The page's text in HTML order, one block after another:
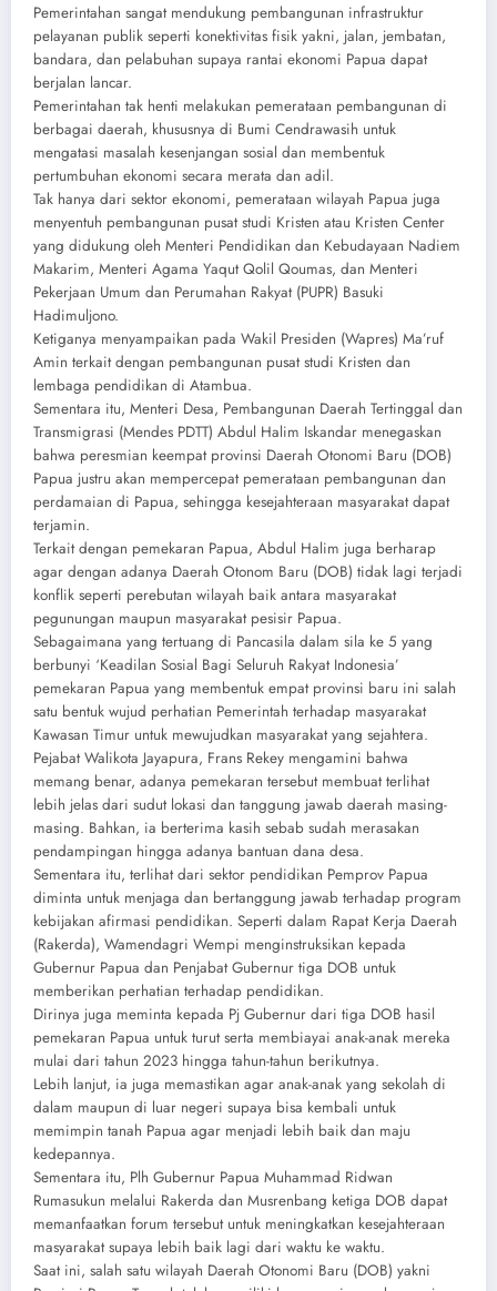
Pemerintahan sangat mendukung pembangunan infrastruktur
pelayanan publik seperti konektivitas fisik yakni, jalan, jembatan,
bandara, dan pelabuhan supaya rantai ekonomi Papua dapat
berjalan lancar.
Pemerintahan tak henti melakukan pemerataan pembangunan di
berbagai daerah, khususnya di Bumi Cendrawasih untuk
mengatasi masalah kesenjangan sosial dan membentuk
pertumbuhan ekonomi secara merata dan adil.
Tak hanya dari sektor ekonomi, pemerataan wilayah Papua juga
menyentuh pembangunan pusat studi Kristen atau Kristen Center
yang didukung oleh Menteri Pendidikan dan Kebudayaan Nadiem
Makarim, Menteri Agama Yaqut Qolil Qoumas, dan Menteri
Pekerjaan Umum dan Perumahan Rakyat (PUPR) Basuki
Hadimuljono.
Ketiganya menyampaikan pada Wakil Presiden (Wapres) Ma’ruf
Amin terkait dengan pembangunan pusat studi Kristen dan
lembaga pendidikan di Atambua.
Sementara itu, Menteri Desa, Pembangunan Daerah Tertinggal dan
Transmigrasi (Mendes PDTT) Abdul Halim Iskandar menegaskan
bahwa peresmian keempat provinsi Daerah Otonomi Baru (DOB)
Papua justru akan mempercepat pemerataan pembangunan dan
perdamaian di Papua, sehingga kesejahteraan masyarakat dapat
terjamin.
Terkait dengan pemekaran Papua, Abdul Halim juga berharap
agar dengan adanya Daerah Otonom Baru (DOB) tidak lagi terjadi
konflik seperti perebutan wilayah baik antara masyarakat
pegunungan maupun masyarakat pesisir Papua.
Sebagaimana yang tertuang di Pancasila dalam sila ke 5 yang
berbunyi ‘Keadilan Sosial Bagi Seluruh Rakyat Indonesia’
pemekaran Papua yang membentuk empat provinsi baru ini salah
satu bentuk wujud perhatian Pemerintah terhadap masyarakat
Kawasan Timur untuk mewujudkan masyarakat yang sejahtera.
Pejabat Walikota Jayapura, Frans Rekey mengamini bahwa
memang benar, adanya pemekaran tersebut membuat terlihat
lebih jelas dari sudut lokasi dan tanggung jawab daerah masing-
masing. Bahkan, ia berterima kasih sebab sudah merasakan
pendampingan hingga adanya bantuan dana desa.
Sementara itu, terlihat dari sektor pendidikan Pemprov Papua
diminta untuk menjaga dan bertanggung jawab terhadap program
kebijakan afirmasi pendidikan. Seperti dalam Rapat Kerja Daerah
(Rakerda), Wamendagri Wempi menginstruksikan kepada
Gubernur Papua dan Penjabat Gubernur tiga DOB untuk
memberikan perhatian terhadap pendidikan.
Dirinya juga meminta kepada Pj Gubernur dari tiga DOB hasil
pemekaran Papua untuk turut serta membiayai anak-anak mereka
mulai dari tahun 2023 hingga tahun-tahun berikutnya.
Lebih lanjut, ia juga memastikan agar anak-anak yang sekolah di
dalam maupun di luar negeri supaya bisa kembali untuk
memimpin tanah Papua agar menjadi lebih baik dan maju
kedepannya.
Sementara itu, Plh Gubernur Papua Muhammad Ridwan
Rumasukun melalui Rakerda dan Musrenbang ketiga DOB dapat
memanfaatkan forum tersebut untuk meningkatkan kesejahteraan
masyarakat supaya lebih baik lagi dari waktu ke waktu.
Saat ini, salah satu wilayah Daerah Otonomi Baru (DOB) yakni